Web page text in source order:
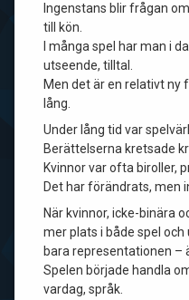
Ingenstans blir frågan
till kön.
I många spel har man i
utseende, tilltal.
Men det är en relativt ny
lång.
Under lång tid var
Berättelserna kretsade
Kvinnor var ofta biroller,
Det har förändrats, men
När kvinnor, icke-binära
mer plats i både spel
bara representationen –
Spelen började handla
vardag, språk.